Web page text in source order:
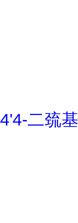
4'4-二巯